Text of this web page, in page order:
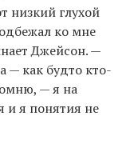
низкий глухой
ко мне
Джейсон. —
— как будто кто-
— я на
и я понятия не